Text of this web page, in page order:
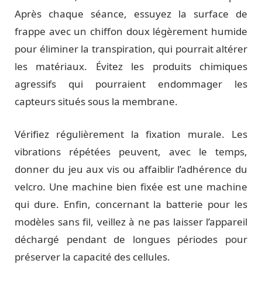
Après chaque séance, essuyez la surface de
frappe avec un chiffon doux légèrement humide
pour éliminer la transpiration, qui pourrait altérer
les matériaux. Évitez les produits chimiques
agressifs qui pourraient endommager les
capteurs situés sous la membrane.
Vérifiez régulièrement la fixation murale. Les
vibrations répétées peuvent, avec le temps,
donner du jeu aux vis ou affaiblir l’adhérence du
velcro. Une machine bien fixée est une machine
qui dure. Enfin, concernant la batterie pour les
modèles sans fil, veillez à ne pas laisser l’appareil
déchargé pendant de longues périodes pour
préserver la capacité des cellules.